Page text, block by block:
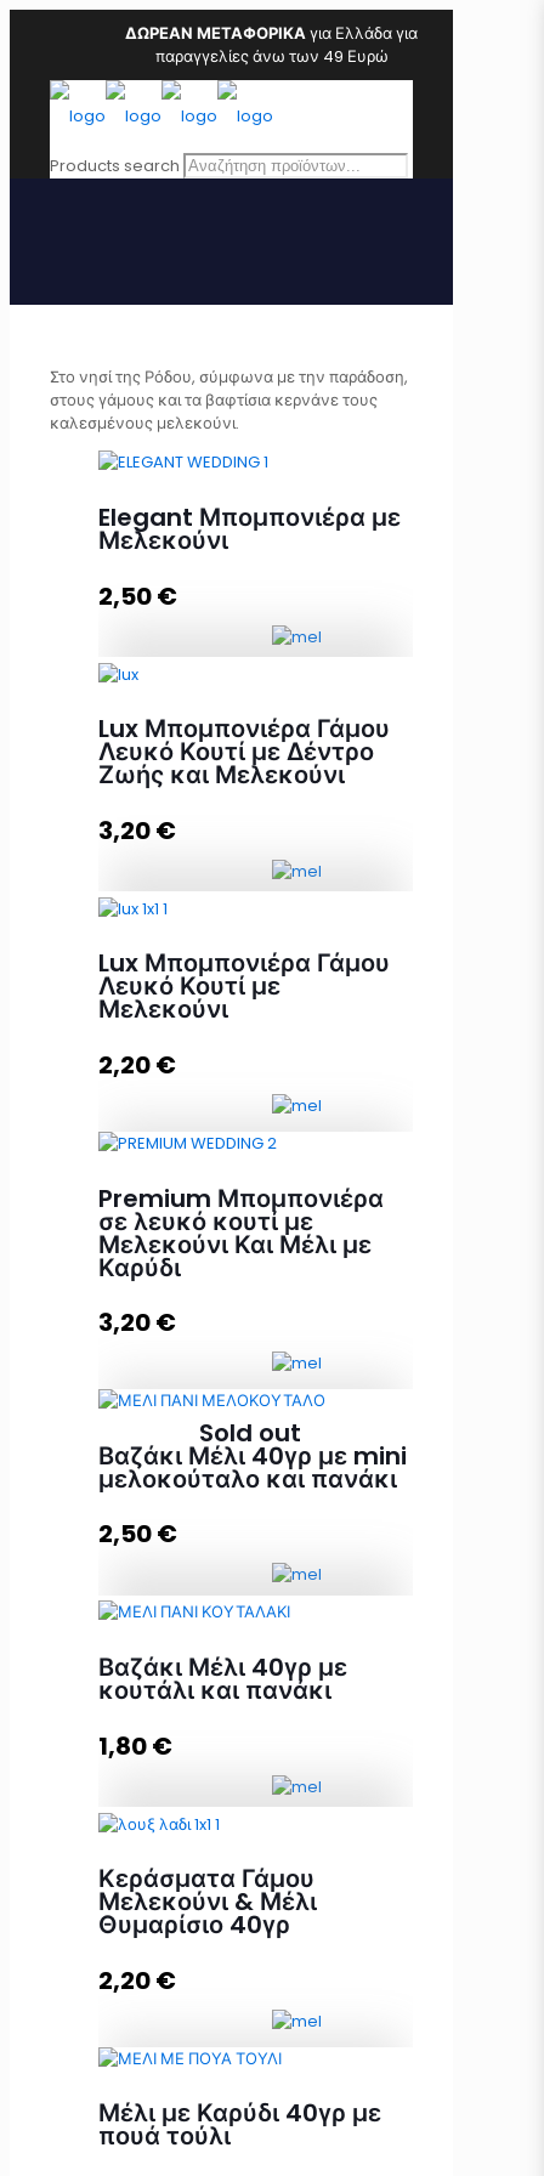
ΔΩΡΕΑΝ ΜΕΤΑΦΟΡΙΚΑγια Ελλάδα για
παραγγελίες άνω των 49 Ευρώ
Products search
Στο νησί της Ρόδου, σύμφωνα με την παράδοση,
στους γάμους και τα βαφτίσια κερνάνε τους
καλεσμένους μελεκούνι.
Elegant Μπομπονιέρα με
Μελεκούνι
2,50€
Μελεκούνι ποσότητα
Lux Μπομπονιέρα Γάμου
Λευκό Κουτί με Δέντρο
Ζωής και Μελεκούνι
3,20€
Κουτί με Δέντρο Ζωής και
Μελεκούνι ποσότητα
Προσθήκη στο καλάθι
Lux Μπομπονιέρα Γάμου
Λευκό Κουτί με
Μελεκούνι
2,20€
Lux Μπομπονιέρα Γάμου Λευκό
Κουτί με Μελεκούνι ποσότητα
Premium Μπομπονιέρα
σε λευκό κουτί με
Μελεκούνι Και Μέλι με
Καρύδι
3,20€
Premium Μπομπονιέρα σε λευκό
κουτί με Μελεκούνι Και Μέλι με
Καρύδι ποσότητα
Προσθήκη στο καλάθι
Sold out
Βαζάκι Μέλι 40γρ με mini
μελοκούταλο και πανάκι
2,50€
μελοκούταλο και πανάκι ποσότητα
Διαβάστε περισσότερα
Βαζάκι Μέλι 40γρ με
κουτάλι και πανάκι
1,80€
πανάκι ποσότητα
Κεράσματα Γάμου
Μελεκούνι & Μέλι
Θυμαρίσιο 40γρ
2,20€
Κεράσματα Γάμου Μελεκούνι &
Μέλι Θυμαρίσιο 40γρ ποσότητα
Μέλι με Καρύδι 40γρ με
πουά τούλι